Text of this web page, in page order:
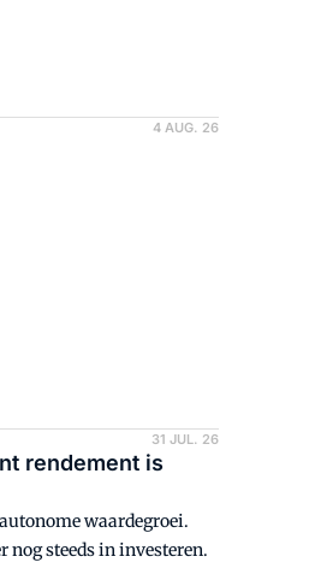
4 AUG. 26
31 JUL. 26
rendement is
waardegroei.
nog steeds in investeren.